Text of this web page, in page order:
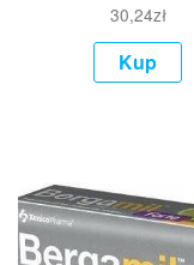
30,24zł
Kup